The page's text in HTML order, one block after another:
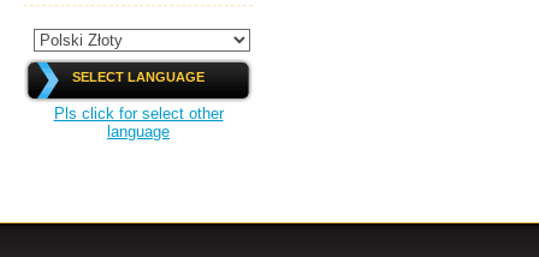
SELECT LANGUAGE
Pls click for select other
language